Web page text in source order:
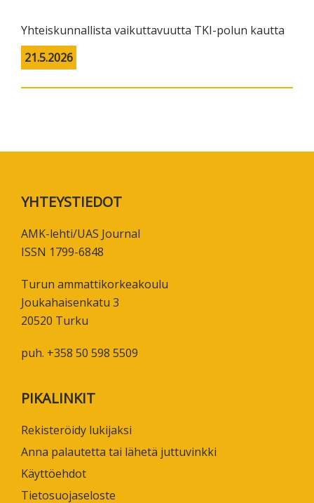
Yhteiskunnallista vaikuttavuutta TKI-polun kautta
21.5.2026
Footer
YHTEYSTIEDOT
AMK-lehti/UAS Journal
ISSN 1799-6848
Turun ammattikorkeakoulu
Joukahaisenkatu 3
20520 Turku
puh. +358 50 598 5509
PIKALINKIT
Rekisteröidy lukijaksi
Anna palautetta tai lähetä juttuvinkki
Käyttöehdot
Tietosuojaseloste